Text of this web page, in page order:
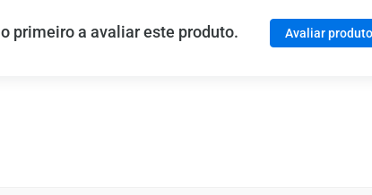
primeiro a avaliar este produto. Avaliar produto